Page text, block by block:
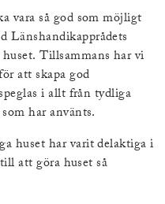
vara så god som möjligt
Länshandikapprådets
Tillsammans har vi
att skapa god
i allt från tydliga
har använts.
huset har varit delaktiga i
att göra huset så